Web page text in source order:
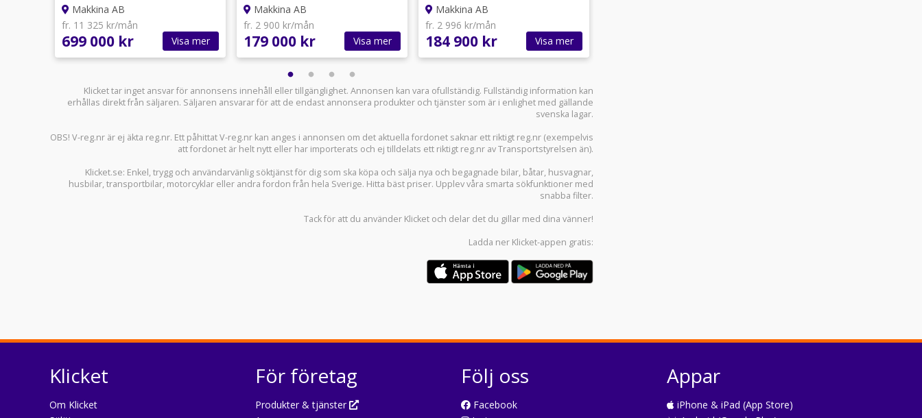
Makkina AB
fr. 11 325 kr/mån
699 000 kr Visa mer
Makkina AB
fr. 2 900 kr/mån
179 000 kr Visa mer
Makkina AB
fr. 2 996 kr/mån
184 900 kr Visa mer
Klicket tar inget ansvar för annonsens innehåll eller tillgänglighet. Annonsen kan vara ofullständig. Fullständig information kan
erhållas direkt från säljaren. Säljaren ansvarar för att de endast annonsera produkter och tjänster som är i enlighet med gällande
svenska lagar.
OBS! V-reg.nr är ej äkta reg.nr. Ett påhittat V-reg.nr kan anges i annonsen om det aktuella fordonet saknar ett riktigt reg.nr (exempelvis
att fordonet är helt nytt eller har importerats och ej tilldelats ett riktigt reg.nr av Transportstyrelsen än).
Klicket.se: Enkel, trygg och användarvänlig söktjänst för dig som ska köpa och sälja nya och begagnade bilar, båtar, husvagnar,
husbilar,transportbilar, motorcyklar eller andra fordon från hela Sverige. Hitta bäst priser. Upplev våra smarta sökfunktioner med
snabba filter.
Tack för att du använder Klicket och delar det du gillar med dina vänner!
Ladda ner Klicket-appen gratis:
Klicket
Om Klicket
För företag
Produkter & tjänster
Följ oss
Facebook
Appar
iPhone & iPad (App Store)